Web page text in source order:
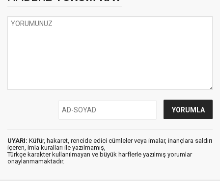
UYARI: Küfür, hakaret, rencide edici cümleler veya imalar, inançlara saldırı
içeren, imla kuralları ile yazılmamış,
Türkçe karakter kullanılmayan ve büyük harflerle yazılmış yorumlar
onaylanmamaktadır.